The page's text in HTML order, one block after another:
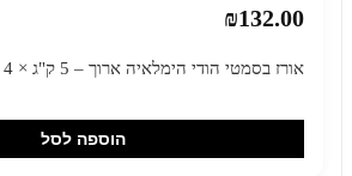
₪132.00
אורז בסמטי הודי הימלאיה ארוך – 5 ק"ג × 4 יחידות (מארז)
הוספה לסל